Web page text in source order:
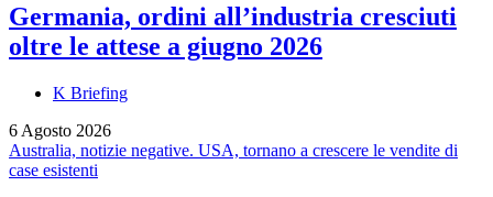
Germania, ordini all’industria cresciuti
oltre le attese a giugno 2026
K Briefing
6 Agosto 2026
Australia, notizie negative. USA, tornano a crescere le vendite di
case esistenti